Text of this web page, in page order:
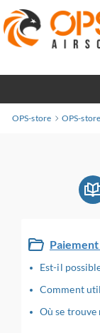
OPS-store OPS-
Est-il
Comment
Où se trouve